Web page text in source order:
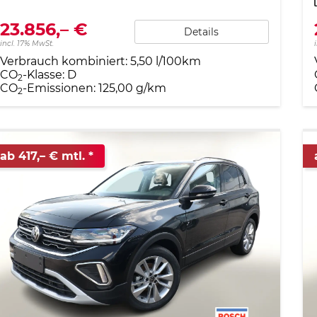
23.856,– €
incl. 17% MwSt.
Details
Verbrauch kombiniert: 5,50 l/100km
CO2-Klasse: D
CO2-Emissionen: 125,00 g/km
ab 417,– € mtl.